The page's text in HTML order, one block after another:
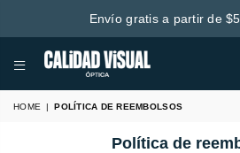
Envío gratis a partir de
CALIDAD
VISUAL
HOME | POLÍTICA DE REEMBOLSOS
Política de